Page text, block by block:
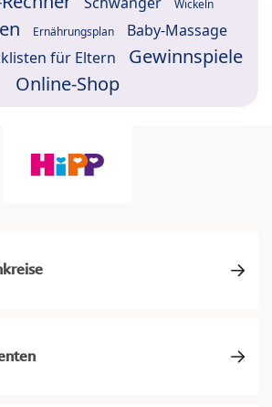
Wickeln
Ernährungsplan Baby-Massage
für Eltern
Gewinnspiele
Online-Shop